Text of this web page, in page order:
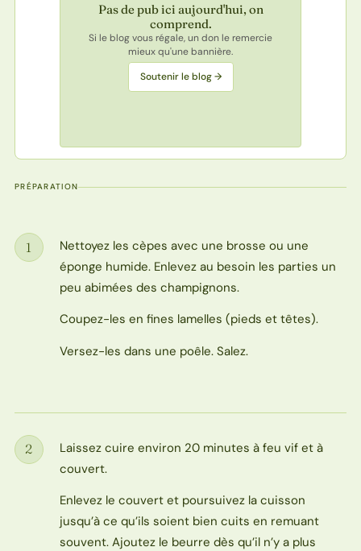
Pas de pub ici aujourd'hui, on
comprend.
Si le blog vous régale, un don le remercie
mieux qu'une bannière.
Soutenir le blog →
PRÉPARATION
Étape
1
Nettoyez les cèpes avec une brosse ou une
éponge humide. Enlevez au besoin les parties un
peu abimées des champignons.
Coupez-les en fines lamelles (pieds et têtes).
Versez-les dans une poêle. Salez.
Étape
2
Laissez cuire environ 20 minutes à feu vif et à
couvert.
Enlevez le couvert et poursuivez la cuisson
jusqu’à ce qu’ils soient bien cuits en remuant
souvent. Ajoutez le beurre dès qu’il n’y a plus